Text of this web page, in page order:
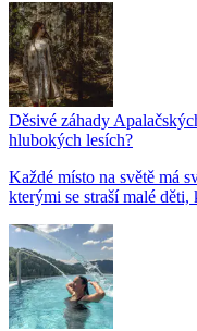
Děsivé záhady
hlubokých lesích?
Každé místo na světě má
kterými se straší malé děti,